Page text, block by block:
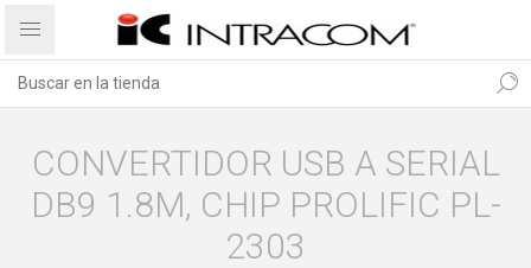
CONVERTIDOR USB A SERIAL
DB9 1.8M, CHIP PROLIFIC PL-
2303